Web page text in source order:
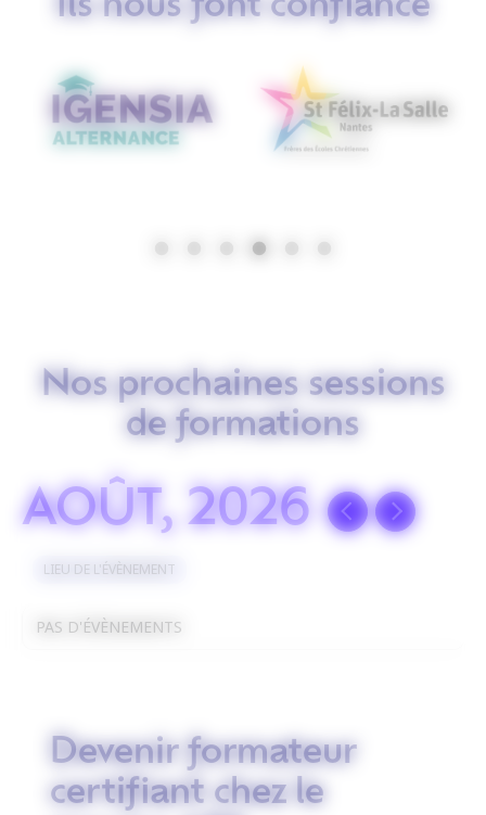
Nos prochaines sessions
de formations
AOÛT, 2026
LIEU DE L'ÉVÈNEMENT
PAS D'ÉVÈNEMENTS
Devenir formateur
certifiant chez le